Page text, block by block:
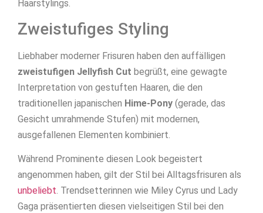
Haarstylings.
Zweistufiges Styling
Liebhaber moderner Frisuren haben den auffälligen
zweistufigen Jellyfish Cut begrüßt, eine gewagte
Interpretation von gestuften Haaren, die den
traditionellen japanischen Hime-Pony (gerade, das
Gesicht umrahmende Stufen) mit modernen,
ausgefallenen Elementen kombiniert.
Während Prominente diesen Look begeistert
angenommen haben, gilt der Stil bei Alltagsfrisuren als
unbeliebt. Trendsetterinnen wie Miley Cyrus und Lady
Gaga präsentierten diesen vielseitigen Stil bei den